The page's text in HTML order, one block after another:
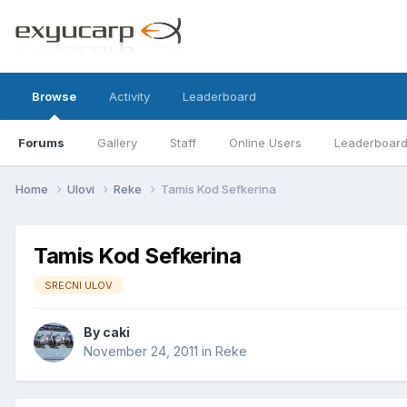
Browse
Forums Gallery Staff Online Users Leaderboard
Activity Leaderboard
Home Ulovi Reke Tamis Kod Sefkerina
Tamis Kod Sefkerina
SRECNI ULOV
By caki
November 24, 2011 in Reke